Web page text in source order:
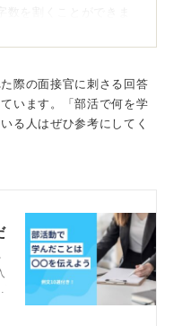
を割くことができま
すれば印象が深まる
所属していました。
生と2年生の間で話し
した。」（41文字）
することで、空いた文
深く書くことができ
際の面接官に刺さる回答
います。「部活で何を学
る人はぜひ参考にしてく